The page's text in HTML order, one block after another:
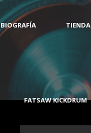
BIOGRAFÍA TIENDA
FATSAW KICKDRUM